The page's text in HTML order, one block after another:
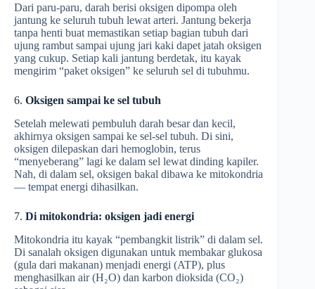
Dari paru-paru, darah berisi oksigen dipompa oleh
jantung ke seluruh tubuh lewat arteri. Jantung bekerja
tanpa henti buat memastikan setiap bagian tubuh dari
ujung rambut sampai ujung jari kaki dapet jatah oksigen
yang cukup. Setiap kali jantung berdetak, itu kayak
mengirim “paket oksigen” ke seluruh sel di tubuhmu.
6. Oksigen sampai ke sel tubuh
Setelah melewati pembuluh darah besar dan kecil,
akhirnya oksigen sampai ke sel-sel tubuh. Di sini,
oksigen dilepaskan dari hemoglobin, terus
“menyeberang” lagi ke dalam sel lewat dinding kapiler.
Nah, di dalam sel, oksigen bakal dibawa ke mitokondria
— tempat energi dihasilkan.
7. Di mitokondria: oksigen jadi energi
Mitokondria itu kayak “pembangkit listrik” di dalam sel.
Di sanalah oksigen digunakan untuk membakar glukosa
(gula dari makanan) menjadi energi (ATP), plus
menghasilkan air (H₂O) dan karbon dioksida (CO₂)